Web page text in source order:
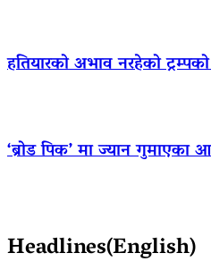
हतियारको अभाव नरहेको
‘ब्रोड पिक’ मा ज्यान गुमाएका
Headlines(English)